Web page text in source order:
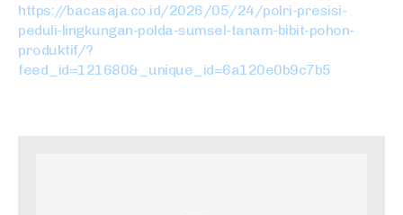
https://bacasaja.co.id/2026/05/24/polri-presisi-
peduli-lingkungan-polda-sumsel-tanam-bibit-pohon-
produktif/?
feed_id=121680&_unique_id=6a120e0b9c7b5